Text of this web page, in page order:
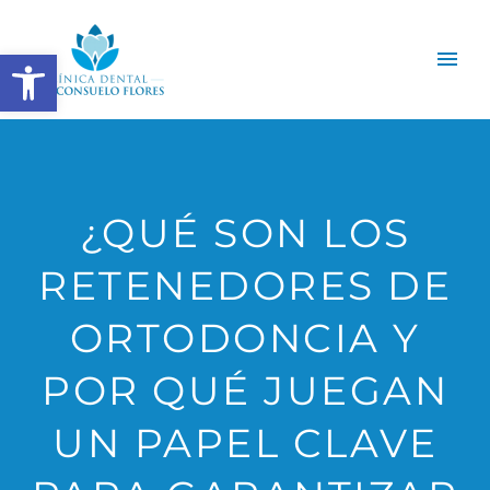
¿QUÉ SON LOS
RETENEDORES DE
ORTODONCIA Y
POR QUÉ JUEGAN
UN PAPEL CLAVE
Abrir barra de herramientas